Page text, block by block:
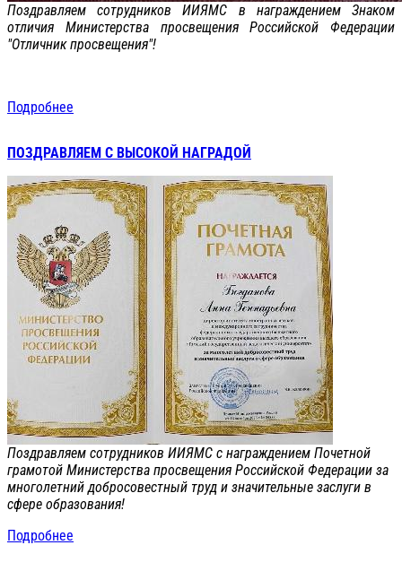
Поздравляем сотрудников ИИЯМС в награждением Знаком
отличия Министерства просвещения Российской Федерации
"Отличник просвещения"!
Подробнее
ПОЗДРАВЛЯЕМ С ВЫСОКОЙ НАГРАДОЙ
Поздравляем сотрудников ИИЯМС с награждением Почетной
грамотой Министерства просвещения Российской Федерации за
многолетний добросовестный труд и значительные заслуги в
сфере образования!
Подробнее